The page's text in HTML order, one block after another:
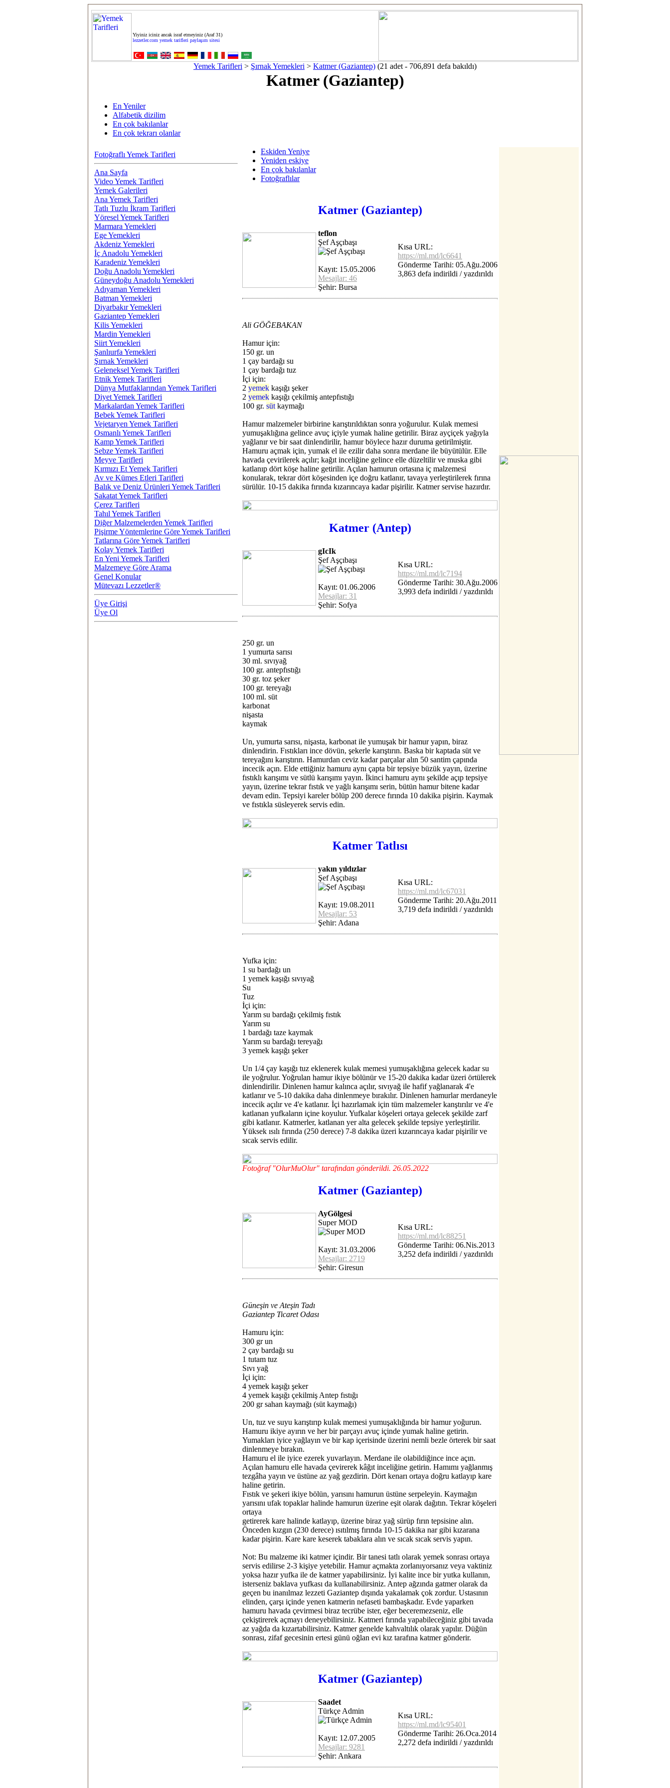
Yiyiniz iciniz ancak israf etmeyiniz (Araf 31)
lezzetler.com yemek tarifleri paylaşım sitesi
Yemek Tarifleri > Şırnak Yemekleri > Katmer (Gaziantep) (21 adet - 706,891 defa bakıldı)
Katmer (Gaziantep)
En Yeniler
Alfabetik dizilim
En çok bakılanlar
En çok tekrarı olanlar
Fotoğraflı Yemek Tarifleri
Ana Sayfa
Video Yemek Tarifleri
Yemek Galerileri
Ana Yemek Tarifleri
Tatlı Tuzlu İkram Tarifleri
Yöresel Yemek Tarifleri
Marmara Yemekleri
Ege Yemekleri
Akdeniz Yemekleri
İç Anadolu Yemekleri
Karadeniz Yemekleri
Doğu Anadolu Yemekleri
Güneydoğu Anadolu Yemekleri
Adıyaman Yemekleri
Batman Yemekleri
Diyarbakır Yemekleri
Gaziantep Yemekleri
Kilis Yemekleri
Mardin Yemekleri
Siirt Yemekleri
Şanlıurfa Yemekleri
Şırnak Yemekleri
Geleneksel Yemek Tarifleri
Etnik Yemek Tarifleri
Dünya Mutfaklarından Yemek Tarifleri
Diyet Yemek Tarifleri
Markalardan Yemek Tarifleri
Bebek Yemek Tarifleri
Vejetaryen Yemek Tarifleri
Osmanlı Yemek Tarifleri
Kamp Yemek Tarifleri
Sebze Yemek Tarifleri
Meyve Tarifleri
Kırmızı Et Yemek Tarifleri
Av ve Kümes Etleri Tarifleri
Balık ve Deniz Ürünleri Yemek Tarifleri
Sakatat Yemek Tarifleri
Çerez Tarifleri
Tahıl Yemek Tarifleri
Diğer Malzemelerden Yemek Tarifleri
Pişirme Yöntemlerine Göre Yemek Tarifleri
Tatlarına Göre Yemek Tarifleri
Kolay Yemek Tarifleri
En Yeni Yemek Tarifleri
Malzemeye Göre Arama
Genel Konular
Mütevazı Lezzetler®
Üye Girişi
Üye Ol
Eskiden Yeniye
Yeniden eskiye
En çok bakılanlar
Fotoğraflılar
Katmer (Gaziantep)
teflon
Şef Aşçıbaşı
Kayıt: 15.05.2006
Mesajlar: 46
Şehir: Bursa
Kısa URL:
https://ml.md/lc6641
Gönderme Tarihi: 05.Ağu.2006
3,863 defa indirildi / yazdırıldı
Ali GÖĞEBAKAN
Hamur için:
150 gr. un
1 çay bardağı su
1 çay bardağı tuz
İçi için:
2 yemek kaşığı şeker
2 yemek kaşığı çekilmiş antepfıstığı
100 gr. süt kaymağı
Hamur malzemeler birbirine karıştırıldıktan sonra yoğurulur. Kulak memesi
yumuşaklığına gelince avuç içiyle yumak haline getirilir. Biraz ayçiçek yağıyla
yağlanır ve bir saat dinlendirilir, hamur böylece hazır duruma getirilmiştir.
Hamuru açmak için, yumak el ile ezilir daha sonra merdane ile büyütülür. Elle
havada çevirilerek açılır; kağıt inceliğine gelince elle düzeltilir ve muska gibi
katlanıp dört köşe haline getirilir. Açılan hamurun ortasına iç malzemesi
konularak, tekrar dört köşesinden içe doğru katlanır, tavaya yerleştirilerek fırına
sürülür. 10-15 dakika fırında kızarıncaya kadar pişirilir. Katmer servise hazırdır.
Katmer (Antep)
gIcIk
Şef Aşçıbaşı
Kayıt: 01.06.2006
Mesajlar: 31
Şehir: Sofya
Kısa URL:
https://ml.md/lc7194
Gönderme Tarihi: 30.Ağu.2006
3,993 defa indirildi / yazdırıldı
250 gr. un
1 yumurta sarısı
30 ml. sıvıyağ
100 gr. antepfıstığı
30 gr. toz şeker
100 gr. tereyağı
100 ml. süt
karbonat
nişasta
kaymak
Un, yumurta sarısı, nişasta, karbonat ile yumuşak bir hamur yapın, biraz
dinlendirin. Fıstıkları ince dövün, şekerle karıştırın. Baska bir kaptada süt ve
tereyağını karıştırın. Hamurdan ceviz kadar parçalar alın 50 santim çapında
incecik açın. Elde ettiğiniz hamuru aynı çapta bir tepsiye büzük yayın, üzerine
fıstıklı karışımı ve sütlü karışımı yayın. İkinci hamuru aynı şekilde açıp tepsiye
yayın, üzerine tekrar fıstık ve yağlı karışımı serin, bütün hamur bitene kadar
devam edin. Tepsiyi kareler bölüp 200 derece fırında 10 dakika pişirin. Kaymak
ve fıstıkla süsleyerek servis edin.
Katmer Tatlısı
yakın yıldızlar
Şef Aşçıbaşı
Kayıt: 19.08.2011
Mesajlar: 53
Şehir: Adana
Kısa URL:
https://ml.md/lc67031
Gönderme Tarihi: 20.Ağu.2011
3,719 defa indirildi / yazdırıldı
Yufka için:
1 su bardağı un
1 yemek kaşığı sıvıyağ
Su
Tuz
İçi için:
Yarım su bardağı çekilmiş fıstık
Yarım su
1 bardağı taze kaymak
Yarım su bardağı tereyağı
3 yemek kaşığı şeker
Un 1/4 çay kaşığı tuz eklenerek kulak memesi yumuşaklığına gelecek kadar su
ile yoğrulur. Yoğrulan hamur ikiye bölünür ve 15-20 dakika kadar üzeri örtülerek
dinlendirilir. Dinlenen hamur kalınca açılır, sıvıyağ ile hafif yağlanarak 4'e
katlanır ve 5-10 dakika daha dinlenmeye bırakılır. Dinlenen hamurlar merdaneyle
incecik açılır ve 4'e katlanır. İçi hazırlamak için tüm malzemeler kanştırılır ve 4'e
katlanan yufkaların içine koyulur. Yufkalar köşeleri ortaya gelecek şekilde zarf
gibi katlanır. Katmerler, katlanan yer alta gelecek şekilde tepsiye yerleştirilir.
Yüksek ısılı fırında (250 derece) 7-8 dakika üzeri kızarıncaya kadar pişirilir ve
sıcak servis edilir.
Fotoğraf "OlurMuOlur" tarafından gönderildi. 26.05.2022
Katmer (Gaziantep)
AyGölgesi
Super MOD
Kayıt: 31.03.2006
Mesajlar: 2719
Şehir: Giresun
Kısa URL:
https://ml.md/lc88251
Gönderme Tarihi: 06.Nis.2013
3,252 defa indirildi / yazdırıldı
Güneşin ve Ateşin Tadı
Gaziantep Ticaret Odası
Hamuru için:
300 gr un
2 çay bardağı su
1 tutam tuz
Sıvı yağ
İçi için:
4 yemek kaşığı şeker
4 yemek kaşığı çekilmiş Antep fıstığı
200 gr sahan kaymağı (süt kaymağı)
Un, tuz ve suyu karıştırıp kulak memesi yumuşaklığında bir hamur yoğurun.
Hamuru ikiye ayırın ve her bir parçayı avuç içinde yumak haline getirin.
Yumakları iyice yağlayın ve bir kap içerisinde üzerini nemli bezle örterek bir saat
dinlenmeye bırakın.
Hamuru el ile iyice ezerek yuvarlayın. Merdane ile olabildiğince ince açın.
Açılan hamuru elle havada çevirerek kâğıt inceliğine getirin. Hamımı yağlanmış
tezgâha yayın ve üstüne az yağ gezdirin. Dört kenarı ortaya doğru katlayıp kare
haline getirin.
Fıstık ve şekeri ikiye bölün, yarısını hamurun üstüne serpeleyin. Kaymağın
yarısını ufak topaklar halinde hamurun üzerine eşit olarak dağıtın. Tekrar köşeleri
ortaya
getirerek kare halinde katlayıp, üzerine biraz yağ sürüp fırın tepsisine alın.
Önceden kızgın (230 derece) ısıtılmış fırında 10-15 dakika nar gibi kızarana
kadar pişirin. Kare kare keserek tabaklara alın ve sıcak sıcak servis yapın.
Not: Bu malzeme iki katmer içindir. Bir tanesi tatlı olarak yemek sonrası ortaya
servis edilirse 2-3 kişiye yetebilir. Hamur açmakta zorlanıyorsanız veya vaktiniz
yoksa hazır yufka ile de katmer yapabilirsiniz. İyi kalite ince bir yutka kullanın,
isterseniz baklava yufkası da kullanabilirsiniz. Antep ağzında gatmer olarak da
geçen bu inanılmaz lezzeti Gaziantep dışında yakalamak çok zordur. Ustasının
elinden, çarşı içinde yenen katmerin nefaseti bambaşkadır. Evde yaparken
hamuru havada çevirmesi biraz tecrübe ister, eğer beceremezseniz, elle
çekiştirerek açmayı deneyebilirsiniz. Katmeri fırında yapabileceğiniz gibi tavada
az yağda da kızartabilirsiniz. Katmer genelde kahvaltılık olarak yapılır. Düğün
sonrası, zifaf gecesinin ertesi günü oğlan evi kız tarafına katmer gönderir.
Katmer (Gaziantep)
Saadet
Türkçe Admin
Kayıt: 12.07.2005
Mesajlar: 9281
Şehir: Ankara
Kısa URL:
https://ml.md/lc95401
Gönderme Tarihi: 26.Oca.2014
2,272 defa indirildi / yazdırıldı